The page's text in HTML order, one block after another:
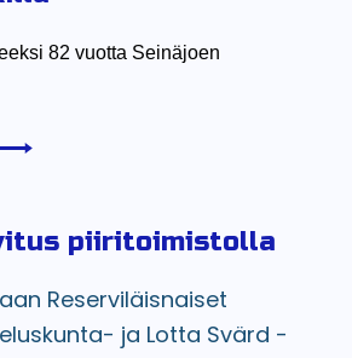
82 vuotta Seinäjoen
piiritoimistolla
Reserviläisnaiset
ja Lotta Svärd -